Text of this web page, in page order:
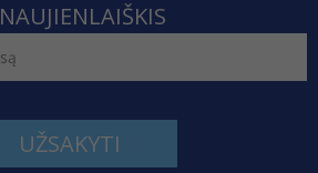
NAUJIENLAIŠKIS
UŽSAKYTI